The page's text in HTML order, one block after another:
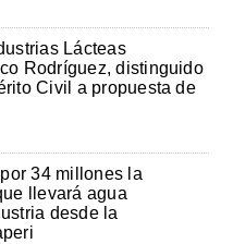
Lácteas
Rodríguez, distinguido
Civil a propuesta de
34 millones la
llevará agua
desde la